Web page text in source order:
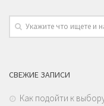
СВЕЖИЕ ЗАПИСИ
Как подойти к